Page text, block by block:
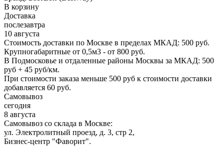
В корзину
Доставка
послезавтра
10 августа
Стоимость доставки по Москве в пределах МКАД: 500 руб.
Крупногабаритные от 0,5м3 - от 800 руб.
В Подмосковье и отдаленные районы Москвы за МКАД: 500
руб + 45 руб/км.
При стоимости заказа меньше 500 руб к стоимости доставки
добавляется 60 руб.
Самовывоз
сегодня
8 августа
Самовывоз со склада в Москве:
ул. Электролитный проезд, д. 3, стр 2,
Бизнес-центр "Фаворит".